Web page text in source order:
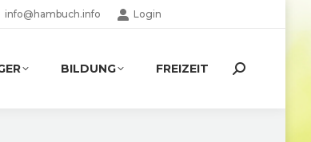
info@hambuch.info Login
BILDUNG FREIZEIT Search: